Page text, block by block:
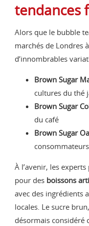
tendances
Alors que le bubble
marchés de Londres
d’innombrables
Brown Sugar
cultures du thé
Brown Sugar
du café
Brown Sugar
À l’avenir, les
pour des boissons
avec des ingrédients
locales. Le sucre
désormais considéré